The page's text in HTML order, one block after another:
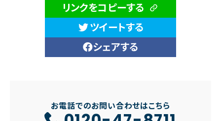
リンクをコピーする
ツイートする
シェアする
お電話でのお問い合わせはこちら